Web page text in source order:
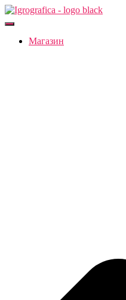
Переключить
навигациюМагазин